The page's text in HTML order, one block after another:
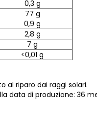
0,3 g
77 g
0,9 g
2,8 g
7 g
<0,01 g
al riparo dai raggi solari.
data di produzione: 36